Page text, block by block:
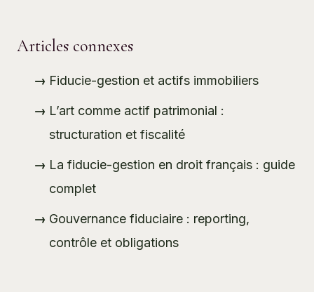
Articles connexes
Fiducie-gestion et actifs immobiliers
L’art comme actif patrimonial :
structuration et fiscalité
La fiducie-gestion en droit français : guide
complet
Gouvernance fiduciaire : reporting,
contrôle et obligations